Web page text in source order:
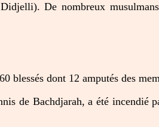
De nombreux
blessés dont 12 amputés des
de Bachdjarah, a été incendié